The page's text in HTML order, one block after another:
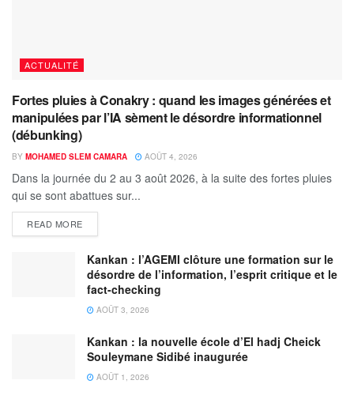
ACTUALITÉ
Fortes pluies à Conakry : quand les images générées et
manipulées par l’IA sèment le désordre informationnel
(débunking)
BY MOHAMED SLEM CAMARA AOÛT 4, 2026
Dans la journée du 2 au 3 août 2026, à la suite des fortes pluies
qui se sont abattues sur...
READ MORE
Kankan : l’AGEMI clôture une formation sur le
désordre de l’information, l’esprit critique et le
fact-checking
AOÛT 3, 2026
Kankan : la nouvelle école d’El hadj Cheick
Souleymane Sidibé inaugurée
AOÛT 1, 2026